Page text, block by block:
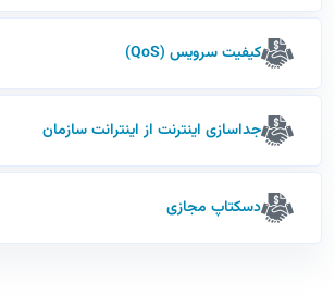
کیفیت سرویس (QoS)
جداسازی اینترنت از اینترانت سازمان
دسکتاپ مجازی